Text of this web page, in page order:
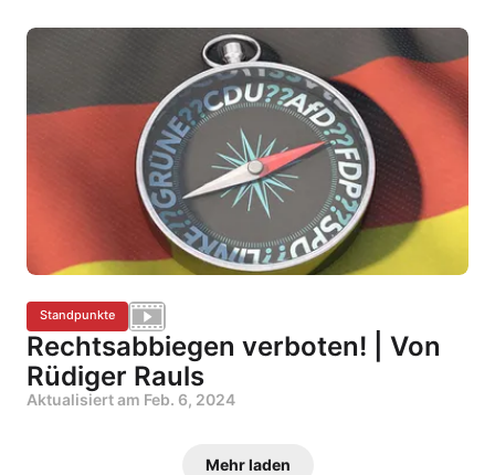
Standpunkte
Rechtsabbiegen verboten! | Von
Rüdiger Rauls
Aktualisiert am Feb. 6, 2024
Mehr laden